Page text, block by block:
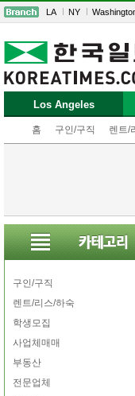
LA NY
Los Angeles
홈 구인/구직 렌트/
구인/구직
렌트/리스/하숙
학생모집
사업체매매
부동산
전문업체